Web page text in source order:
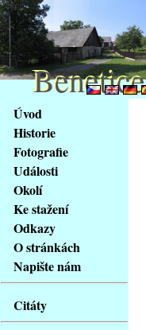
obsah
stránky
Klávesové
zkratky
tomto
webu
základní
Hlavní
strana
Úvod
Historie
Fotografie
Události
Okolí
Ke stažení
Odkazy
O stránkách
Napište nám
Citáty
Benetice
Benetice